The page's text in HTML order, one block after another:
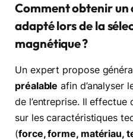
Comment obtenir un
adapté lors de la
magnétique ?
Un expert propose
préalable afin d’analyser
de l’entreprise. Il effectue
sur les caractéristiques
(force, forme, matériau,